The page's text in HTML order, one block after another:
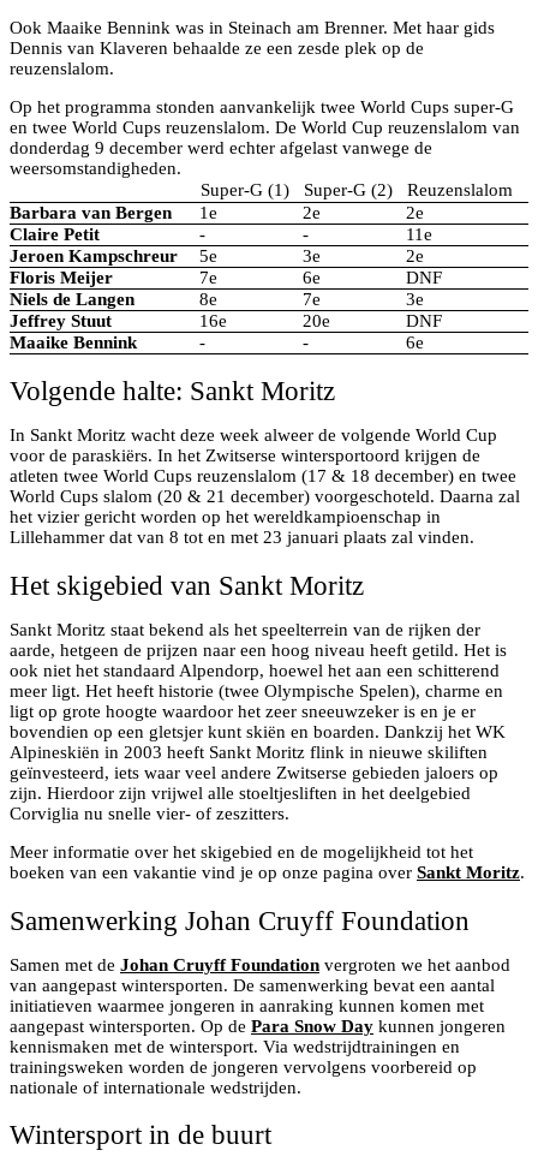
Ook Maaike Bennink was in Steinach am Brenner. Met haar gids
Dennis van Klaveren behaalde ze een zesde plek op de
reuzenslalom.
Op het programma stonden aanvankelijk twee World Cups super-G
en twee World Cups reuzenslalom. De World Cup reuzenslalom van
donderdag 9 december werd echter afgelast vanwege de
weersomstandigheden.
Super-G (1)
Super-G (2)
Reuzenslalom
Barbara van Bergen
1e 2e
2e
Claire Petit
- -
11e
Jeroen Kampschreur
5e 3e
2e
Floris Meijer
7e 6e
DNF
Niels de Langen
8e 7e
3e
Jeffrey Stuut
16e 20e
DNF
Maaike Bennink
- - 6e
Volgende halte: Sankt Moritz
In Sankt Moritz wacht deze week alweer de volgende World Cup
voor de paraskiërs. In het Zwitserse wintersportoord krijgen de
atleten twee World Cups reuzenslalom (17 & 18 december) en twee
World Cups slalom (20 & 21 december) voorgeschoteld. Daarna zal
het vizier gericht worden op het wereldkampioenschap in
Lillehammer dat van 8 tot en met 23 januari plaats zal vinden.
Het skigebied van Sankt Moritz
Sankt Moritz staat bekend als het speelterrein van de rijken der
aarde, hetgeen de prijzen naar een hoog niveau heeft getild. Het is
ook niet het standaard Alpendorp, hoewel het aan een schitterend
meer ligt. Het heeft historie (twee Olympische Spelen), charme en
ligt op grote hoogte waardoor het zeer sneeuwzeker is en je er
bovendien op een gletsjer kunt skiën en boarden. Dankzij het WK
Alpineskiën in 2003 heeft Sankt Moritz flink in nieuwe skiliften
geïnvesteerd, iets waar veel andere Zwitserse gebieden jaloers op
zijn. Hierdoor zijn vrijwel alle stoeltjesliften in het deelgebied
Corviglia nu snelle vier- of zeszitters.
Meer informatie over het skigebied en de mogelijkheid tot het
boeken van een vakantie vind je op onze pagina over Sankt Moritz.
Samenwerking Johan Cruyff Foundation
Samen met de Johan Cruyff Foundation vergroten we het aanbod
van aangepast wintersporten. De samenwerking bevat een aantal
initiatieven waarmee jongeren in aanraking kunnen komen met
aangepast wintersporten. Op de Para Snow Day kunnen jongeren
kennismaken met de wintersport. Via wedstrijdtrainingen en
trainingsweken worden de jongeren vervolgens voorbereid op
nationale of internationale wedstrijden.
Wintersport in de buurt